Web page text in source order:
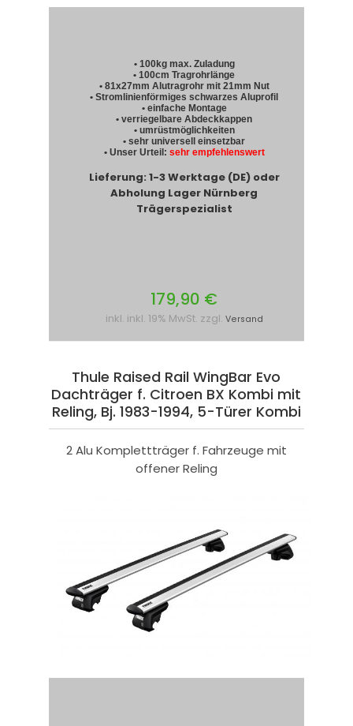
• 100kg max. Zuladung
• 100cm Tragrohrlänge
• 81x27mm Alutragrohr mit 21mm Nut
• Stromlinienförmiges schwarzes Aluprofil
• einfache Montage
• verriegelbare Abdeckkappen
• umrüstmöglichkeiten
• sehr universell einsetzbar
• Unser Urteil: sehr empfehlenswert
Lieferung: 1-3 Werktage (DE) oder
Abholung Lager Nürnberg
Trägerspezialist
179,90 €
inkl. inkl. 19% MwSt. zzgl. Versand
Thule Raised Rail WingBar Evo
Dachträger f. Citroen BX Kombi mit
Reling, Bj. 1983-1994, 5-Türer Kombi
2 Alu Komplettträger f. Fahrzeuge mit
offener Reling